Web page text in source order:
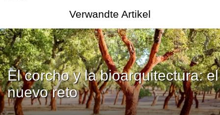
Verwandte Artikel
El corcho y la bioarquitectura: el
nuevo reto